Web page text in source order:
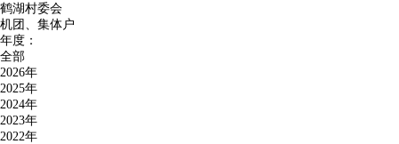
鹤湖村委会
机团、集体户
年度：
全部
2026年
2025年
2024年
2023年
2022年